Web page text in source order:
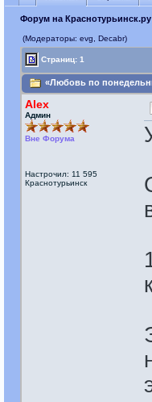
Форум на Краснотурьинск.ру
(Модераторы: evg, Decabr)
Страниц: 1
«Любовь по
Alex
Админ
Вне Форума
Настрочил: 11 595
Краснотурьинск